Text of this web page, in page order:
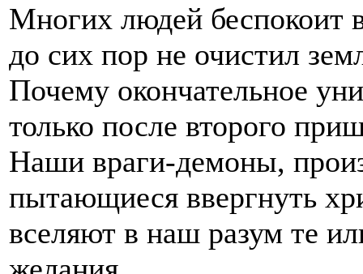
Многих людей беспокоит
до сих пор не очистил
Почему окончательное
только после второго
Наши враги-демоны,
пытающиеся ввергнуть
вселяют в наш разум те